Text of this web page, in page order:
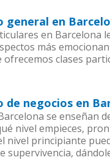
general en
en Barcelona
más
ofrecemos clases
negocios en
se enseñan
nivel empieces,
nivel principiante
supervivencia,